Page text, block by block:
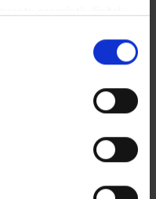
in qualsiasi
cookie o facendo clic
tua posizione
di qualche